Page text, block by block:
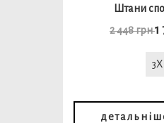
Штани
2 448 грн1
3X